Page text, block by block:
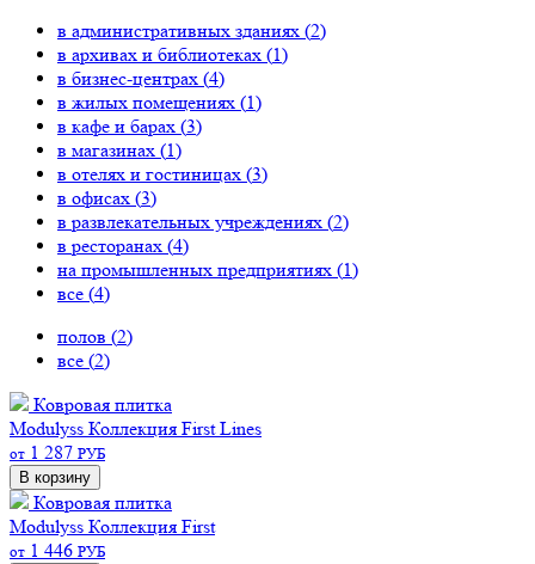
в административных зданиях (2)
в архивах и библиотеках (1)
в бизнес-центрах (4)
в жилых помещениях (1)
в кафе и барах (3)
в магазинах (1)
в отелях и гостиницах (3)
в офисах (3)
в развлекательных учреждениях (2)
в ресторанах (4)
на промышленных предприятиях (1)
все (4)
полов (2)
все (2)
Ковровая плитка
Modulyss Коллекция First Lines
от 1 287 РУБ
В корзину
Ковровая плитка
Modulyss Коллекция First
от 1 446 РУБ